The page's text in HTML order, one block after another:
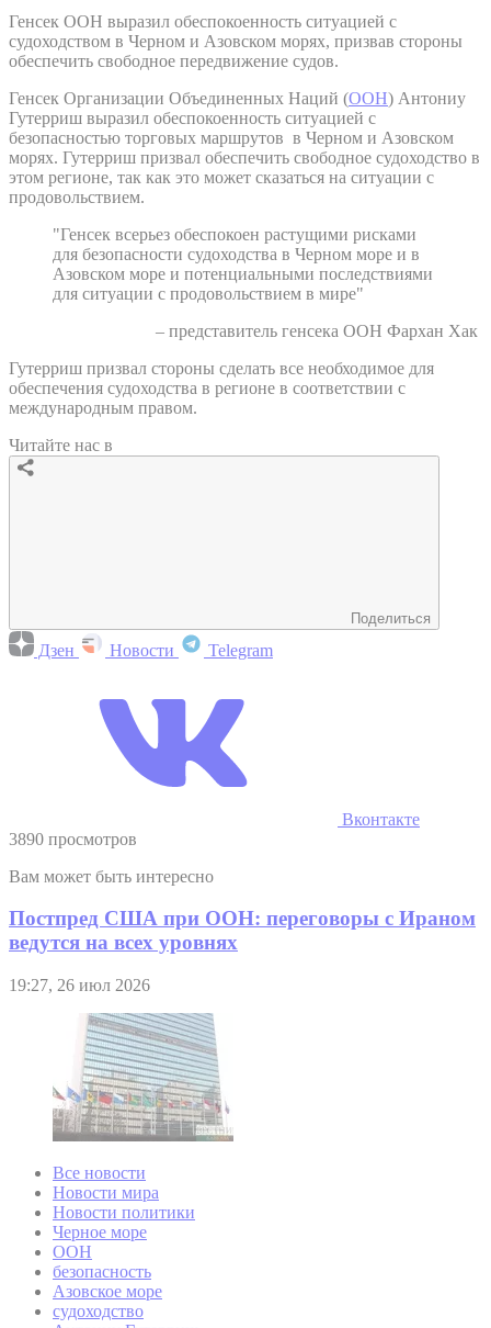
Генсек ООН выразил обеспокоенность ситуацией с
судоходством в Черном и Азовском морях, призвав стороны
обеспечить свободное передвижение судов.
Генсек Организации Объединенных Наций (ООН) Антониу
Гутерриш выразил обеспокоенность ситуацией с
безопасностью торговых маршрутов в Черном и Азовском
морях. Гутерриш призвал обеспечить свободное судоходство в
этом регионе, так как это может сказаться на ситуации с
продовольствием.
"Генсек всерьез обеспокоен растущими рисками
для безопасности судоходства в Черном море и в
Азовском море и потенциальными последствиями
для ситуации с продовольствием в мире"
– представитель генсека ООН Фархан Хак
Гутерриш призвал стороны сделать все необходимое для
обеспечения судоходства в регионе в соответствии с
международным правом.
Читайте нас в
Поделиться
Дзен Новости Telegram
Вконтакте
3890 просмотров
Вам может быть интересно
Постпред США при ООН: переговоры с Ираном
ведутся на всех уровнях
19:27, 26 июл 2026
Все новости
Новости мира
Новости политики
Черное море
ООН
безопасность
Азовское море
судоходство